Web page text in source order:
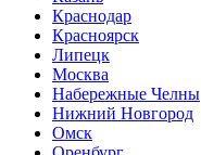
Краснодар
Красноярск
Липецк
Москва
Набережные Челны
Нижний Новгород
Омск